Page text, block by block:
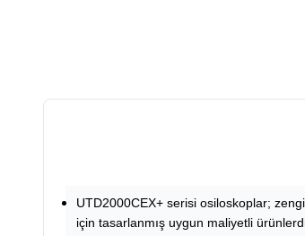
UTD2000CEX+ serisi osiloskoplar;
için tasarlanmış uygun maliyetli